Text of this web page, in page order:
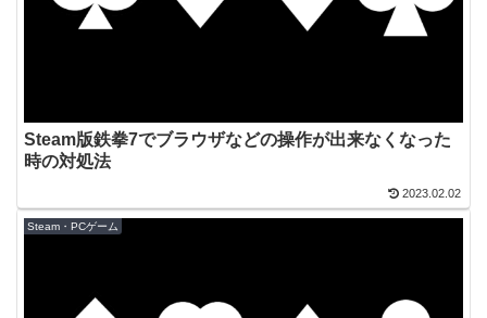
Steam版鉄拳7でブラウザなどの操作が出来なくなった
時の対処法
2023.02.02
Steam・PCゲーム